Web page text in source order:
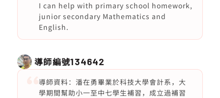
I can help with primary school homework,
junior secondary Mathematics and
English.
導師編號134642
導師資料：潘在勇畢業於科技大學會計系，大
學期間幫助小一至中七學生補習，成立過補習